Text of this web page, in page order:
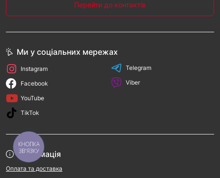
Перейти до контактів
Інформація
Оплата та доставка
Ми у соціальних мережах
Instagram
Facebook
YouTube
TikTok
Telegram
Viber
КНОПКА
ЗВ'ЯЗКУ